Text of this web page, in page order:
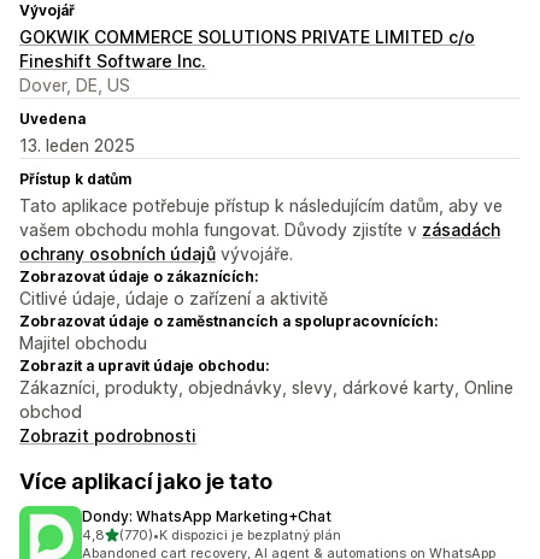
Vývojář
GOKWIK COMMERCE SOLUTIONS PRIVATE LIMITED c/o
Fineshift Software Inc.
Dover, DE, US
Uvedena
13. leden 2025
Přístup k datům
Tato aplikace potřebuje přístup k následujícím datům, aby ve
vašem obchodu mohla fungovat. Důvody zjistíte v zásadách
ochrany osobních údajů vývojáře.
Zobrazovat údaje o zákaznících:
Citlivé údaje, údaje o zařízení a aktivitě
Zobrazovat údaje o zaměstnancích a spolupracovnících:
Majitel obchodu
Zobrazit a upravit údaje obchodu:
Zákazníci, produkty, objednávky, slevy, dárkové karty, Online
obchod
Zobrazit podrobnosti
Více aplikací jako je tato
Dondy: WhatsApp Marketing+Chat
4,8z 5 hvězd
(770)
Celkový počet recenzí: 770
•K dispozici je bezplatný plán
Abandoned cart recovery, AI agent & automations on WhatsApp